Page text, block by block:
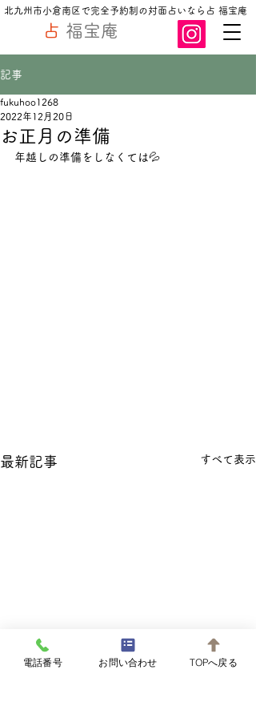
占 福宝庵
北九州市小倉南区で完全予約制の対面占いなら占 福宝庵
記事
お正月の準備
fukuhoo1268
2022年12月20日
年越しの準備をしなくては💦
最新記事 すべて表示
電話番号 お問い合わせ TOPへ戻る